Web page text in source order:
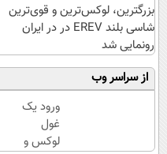
بزرگترین، لوکس‌ترین و قوی‌ترین
شاسی بلند EREV در در ایران
رونمایی شد
از سراسر وب
ورود یک
غول
لوکس و